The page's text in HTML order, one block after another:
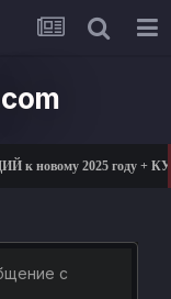
к новому 2025 году +
с